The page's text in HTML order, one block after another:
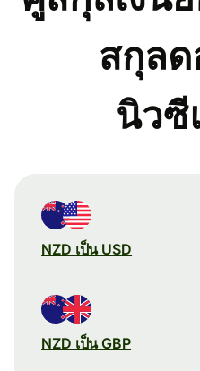
สกุล
นิวซี
NZD เป็น USD
NZD เป็น GBP